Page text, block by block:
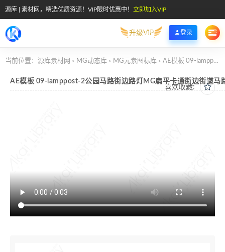
源库 | 素材网，精选优质资源！VIP限时优惠中！ 立即加入VIP
升级VIP 登录
当前位置： 源库素材网 > MG动态库 > MG元素图标库 > AE模板 09-lamppost-2公园马路街边路灯MG扁平卡通街边街道马路公园元素图标
喜欢收藏:
AE模板 09-lamppost-2公园马路街边路灯MG扁平卡通街边街道马